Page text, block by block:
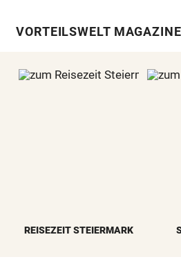
VORTEILSWELT MAGAZINE
REISEZEIT STEIERMARK